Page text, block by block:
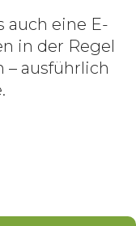
auch eine E-
in der Regel
– ausführlich